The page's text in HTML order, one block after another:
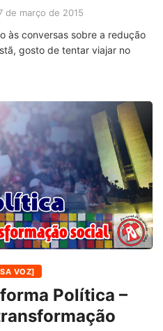
de março de 2015
às conversas sobre a redução
gosto de tentar viajar no
VOZ]
Política –